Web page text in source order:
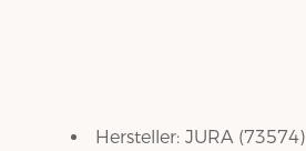
Hersteller: JURA(73574)